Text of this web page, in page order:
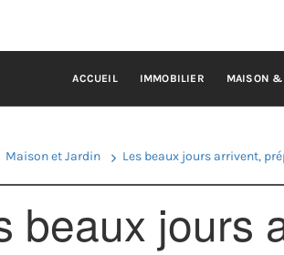
ACCUEIL IMMOBILIER MAISON &
Maison et Jardin Les beaux jours arrivent,
beaux jours